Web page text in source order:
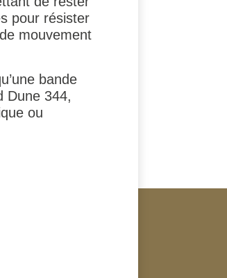
pour résister
mouvement
bande
Dune 344,
ou